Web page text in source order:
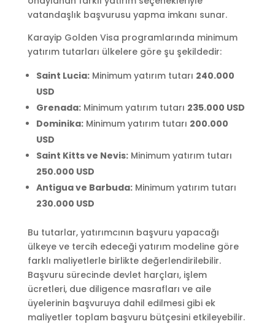
vatandaşlık başvurusu yapma imkanı sunar.
Karayip Golden Visa programlarında minimum
yatırım tutarları ülkelere göre şu şekildedir:
Saint Lucia:Minimum yatırım tutarı 240.000
USD
Grenada:Minimum yatırım tutarı 235.000 USD
Dominika:Minimum yatırım tutarı 200.000
USD
Saint Kitts ve Nevis:Minimum yatırım tutarı
250.000 USD
Antigua ve Barbuda:Minimum yatırım tutarı
230.000 USD
Bu tutarlar, yatırımcının başvuru yapacağı
ülkeye ve tercih edeceği yatırım modeline göre
farklı maliyetlerle birlikte değerlendirilebilir.
Başvuru sürecinde devlet harçları, işlem
ücretleri, due diligence masrafları ve aile
üyelerinin başvuruya dahil edilmesi gibi ek
maliyetler toplam başvuru bütçesini etkileyebilir.